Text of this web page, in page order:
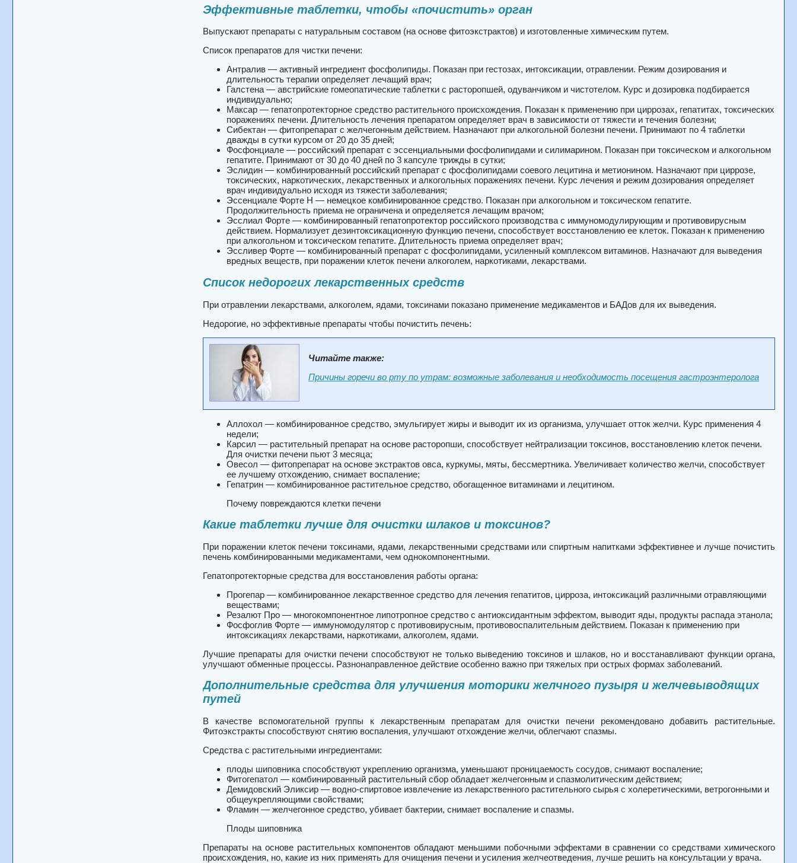
Эффективные таблетки, чтобы «почистить» орган
Выпускают препараты с натуральным составом (на основе фитоэкстрактов) и изготовленные химическим путем.
Список препаратов для чистки печени:
Антралив — активный ингредиент фосфолипиды. Показан при гестозах, интоксикации, отравлении. Режим дозирования и
длительность терапии определяет лечащий врач;
Галстена — австрийские гомеопатические таблетки с расторопшей, одуванчиком и чистотелом. Курс и дозировка подбирается
индивидуально;
Максар — гепатопротекторное средство растительного происхождения. Показан к применению при циррозах, гепатитах, токсических
поражениях печени. Длительность лечения препаратом определяет врач в зависимости от тяжести и течения болезни;
Сибектан — фитопрепарат с желчегонным действием. Назначают при алкогольной болезни печени. Принимают по 4 таблетки
дважды в сутки курсом от 20 до 35 дней;
Фосфонциале — российский препарат с эссенциальными фосфолипидами и силимарином. Показан при токсическом и алкогольном
гепатите. Принимают от 30 до 40 дней по 3 капсуле трижды в сутки;
Эслидин — комбинированный российский препарат с фосфолипидами соевого лецитина и метионином. Назначают при циррозе,
токсических, наркотических, лекарственных и алкогольных поражениях печени. Курс лечения и режим дозирования определяет
врач индивидуально исходя из тяжести заболевания;
Эссенциале Форте Н — немецкое комбинированное средство. Показан при алкогольном и токсическом гепатите.
Продолжительность приема не ограничена и определяется лечащим врачом;
Эсслиал Форте — комбинированный гепатопротектор российского производства с иммуномодулирующим и противовирусным
действием. Нормализует дезинтоксикационную функцию печени, способствует восстановлению ее клеток. Показан к применению
при алкогольном и токсическом гепатите. Длительность приема определяет врач;
Эссливер Форте — комбинированный препарат с фосфолипидами, усиленный комплексом витаминов. Назначают для выведения
вредных веществ, при поражении клеток печени алкоголем, наркотиками, лекарствами.
Список недорогих лекарственных средств
При отравлении лекарствами, алкоголем, ядами, токсинами показано применение медикаментов и БАДов для их выведения.
Недорогие, но эффективные препараты чтобы почистить печень:
Читайте также:
Причины горечи во рту по утрам: возможные заболевания и необходимость посещения гастроэнтеролога
Аллохол — комбинированное средство, эмульгирует жиры и выводит их из организма, улучшает отток желчи. Курс применения 4
недели;
Карсил — растительный препарат на основе расторопши, способствует нейтрализации токсинов, восстановлению клеток печени.
Для очистки печени пьют 3 месяца;
Овесол — фитопрепарат на основе экстрактов овса, куркумы, мяты, бессмертника. Увеличивает количество желчи, способствует
ее лучшему отхождению, снимает воспаление;
Гепатрин — комбинированное растительное средство, обогащенное витаминами и лецитином.
Почему повреждаются клетки печени
Какие таблетки лучше для очистки шлаков и токсинов?
При поражении клеток печени токсинами, ядами, лекарственными средствами или спиртным напитками эффективнее и лучше почистить
печень комбинированными медикаментами, чем однокомпонентными.
Гепатопротекторные средства для восстановления работы органа:
Прогепар — комбинированное лекарственное средство для лечения гепатитов, цирроза, интоксикаций различными отравляющими
веществами;
Резалют Про — многокомпонентное липотропное средство с антиоксидантным эффектом, выводит яды, продукты распада этанола;
Фосфоглив Форте — иммуномодулятор с противовирусным, противовоспалительным действием. Показан к применению при
интоксикациях лекарствами, наркотиками, алкоголем, ядами.
Лучшие препараты для очистки печени способствуют не только выведению токсинов и шлаков, но и восстанавливают функции органа,
улучшают обменные процессы. Разнонаправленное действие особенно важно при тяжелых при острых формах заболеваний.
Дополнительные средства для улучшения моторики желчного пузыря и желчевыводящих
путей
В качестве вспомогательной группы к лекарственным препаратам для очистки печени рекомендовано добавить растительные.
Фитоэкстракты способствуют снятию воспаления, улучшают отхождение желчи, облегчают спазмы.
Средства с растительными ингредиентами:
плоды шиповника способствуют укреплению организма, уменьшают проницаемость сосудов, снимают воспаление;
Фитогепатол — комбинированный растительный сбор обладает желчегонным и спазмолитическим действием;
Демидовский Эликсир — водно-спиртовое извлечение из лекарственного растительного сырья с холеретическими, ветрогонными и
общеукрепляющими свойствами;
Фламин — желчегонное средство, убивает бактерии, снимает воспаление и спазмы.
Плоды шиповника
Препараты на основе растительных компонентов обладают меньшими побочными эффектами в сравнении со средствами химического
происхождения, но, какие из них применять для очищения печени и усиления желчеотведения, лучше решить на консультации у врача.